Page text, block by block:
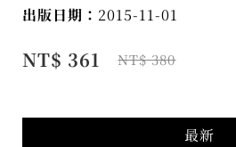
出版日期： 2015-11-01
NT$ 361 NT$ 380
最新